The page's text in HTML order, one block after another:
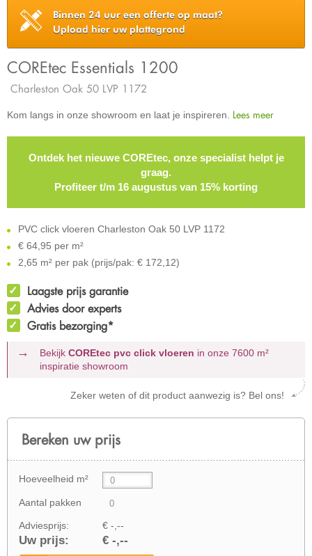
Binnen 24 uur een offerte op maat?
Upload hier uw plattegrond
COREtec Essentials 1200
Charleston Oak 50 LVP 1172
Kom langs in onze showroom en laat je inspireren. Lees meer
Ontdek het nieuwe COREtec, onze specialist helpt je
graag.
Profiteer t/m 16 augustus van 15% korting
PVC click vloeren Charleston Oak 50 LVP 1172
€ 64,95 per m²
2,65 m² per pak (prijs/pak: € 172,12)
Laagste prijs garantie
Advies door experts
Gratis bezorging*
Bekijk COREtec pvc click vloeren in onze 7600 m²
inspiratie showroom
Zeker weten of dit product aanwezig is? Bel ons!
Bereken uw prijs
Hoeveelheid m²
Aantal pakken
Adviesprijs: € -,--
Uw prijs: € -,--